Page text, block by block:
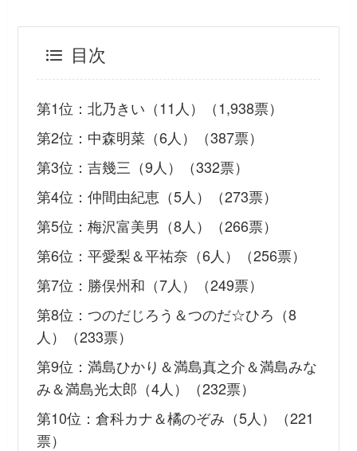
目次
第1位：北乃きい（11人）（1,938票）
第2位：中森明菜（6人）（387票）
第3位：吉幾三（9人）（332票）
第4位：仲間由紀恵（5人）（273票）
第5位：梅沢富美男（8人）（266票）
第6位：平愛梨＆平祐奈（6人）（256票）
第7位：勝俣州和（7人）（249票）
第8位：つのだじろう＆つのだ☆ひろ（8
人）（233票）
第9位：満島ひかり＆満島真之介＆満島みな
み＆満島光太郎（4人）（232票）
第10位：倉科カナ＆橘のぞみ（5人）（221
票）